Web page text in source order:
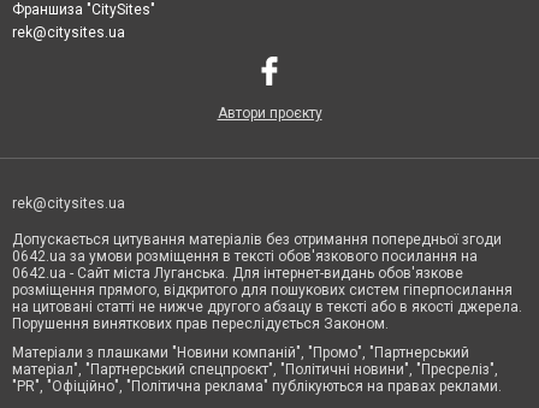
Франшиза "CitySites"
rek@citysites.ua
Автори проєкту
rek@citysites.ua
Допускається цитування матеріалів без отримання попередньої згоди
0642.ua за умови розміщення в тексті обов'язкового посилання на
0642.ua - Сайт міста Луганська. Для інтернет-видань обов'язкове
розміщення прямого, відкритого для пошукових систем гіперпосилання
на цитовані статті не нижче другого абзацу в тексті або в якості джерела.
Порушення виняткових прав переслідується Законом.
Матеріали з плашками "Новини компаній", "Промо", "Партнерський
матеріал", "Партнерський спецпроєкт", "Політичні новини", "Пресреліз",
"PR", "Офіційно", "Політична реклама" публікуються на правах реклами.